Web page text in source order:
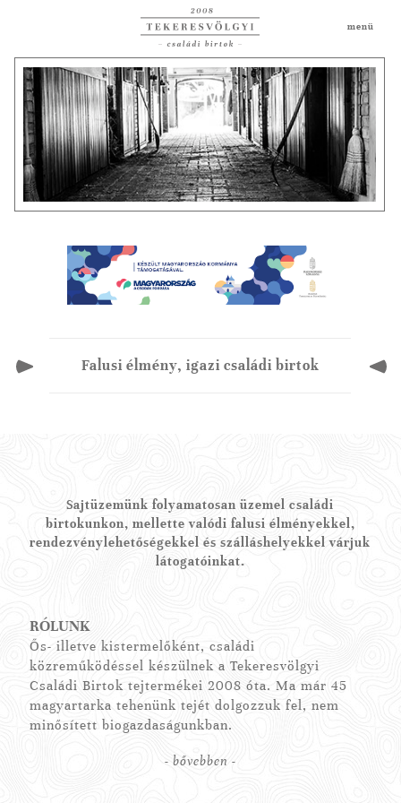
Falusi élmény, igazi családi birtok
Sajtüzemünk folyamatosan üzemel családi
birtokunkon, mellette valódi falusi élményekkel,
rendezvénylehetőségekkel és szálláshelyekkel várjuk
látogatóinkat.
RÓLUNK
Ős- illetve kistermelőként, családi
közreműködéssel készülnek a Tekeresvölgyi
Családi Birtok tejtermékei 2008 óta. Ma már 45
magyartarka tehenünk tejét dolgozzuk fel, nem
minősített biogazdaságunkban.
- bővebben -
menü